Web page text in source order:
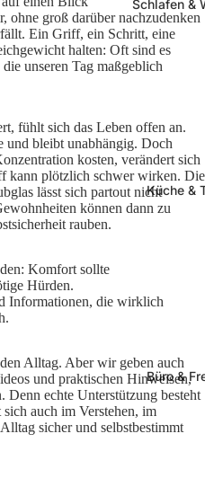
Schlafen &
Küche &
Büro &
groß darüber nachzudenken
Ein Griff, ein Schritt, eine
halten: Oft sind es
unseren Tag maßgeblich
fühlt sich das Leben offen an.
und bleibt unabhängig. Doch
kosten, verändert sich
kann plötzlich schwer wirken. Die
lässt sich partout nicht
können dann zu
rauben.
Komfort sollte
Hürden.
Informationen, die wirklich
Alltag. Aber wir geben auch
und praktischen Hinweisen,
Denn echte Unterstützung besteht
auch im Verstehen, im
sicher und selbstbestimmt